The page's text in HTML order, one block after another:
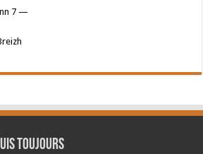
7 —
toujours